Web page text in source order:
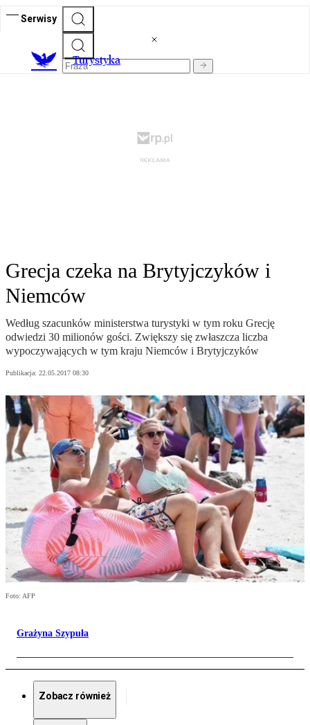
Serwisy
Turystyka
Grecja czeka na Brytyjczyków i
Niemców
Według szacunków ministerstwa turystyki w tym roku Grecję
odwiedzi 30 milionów gości. Zwiększy się zwłaszcza liczba
wypoczywających w tym kraju Niemców i Brytyjczyków
Publikacja: 22.05.2017 08:30
Foto: AFP
Grażyna Szypuła
Zobacz również